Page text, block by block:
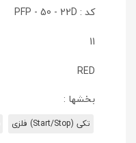
کد : PFP - 50 - 22D
11
RED
بخشها :
تکی (Start/Stop) فلزی